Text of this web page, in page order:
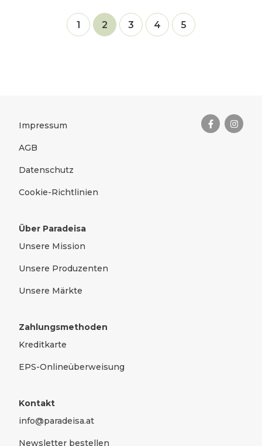
1 2 3 4 5
Rechtliches
Impressum
AGB
Datenschutz
Cookie-Richtlinien
Über Paradeisa
Unsere Mission
Unsere Produzenten
Unsere Märkte
Zahlungsmethoden
Kreditkarte
EPS-Onlineüberweisung
Kontakt
info@paradeisa.at
Newsletter bestellen